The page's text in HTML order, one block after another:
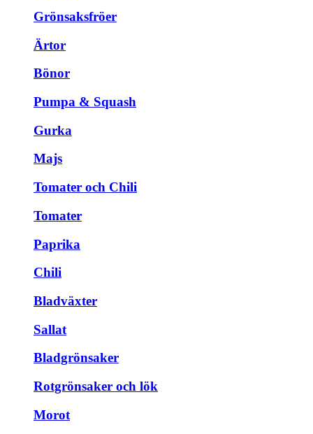
Grönsaksfröer
Ärtor
Bönor
Pumpa & Squash
Gurka
Majs
Tomater och Chili
Tomater
Paprika
Chili
Bladväxter
Sallat
Bladgrönsaker
Rotgrönsaker och lök
Morot